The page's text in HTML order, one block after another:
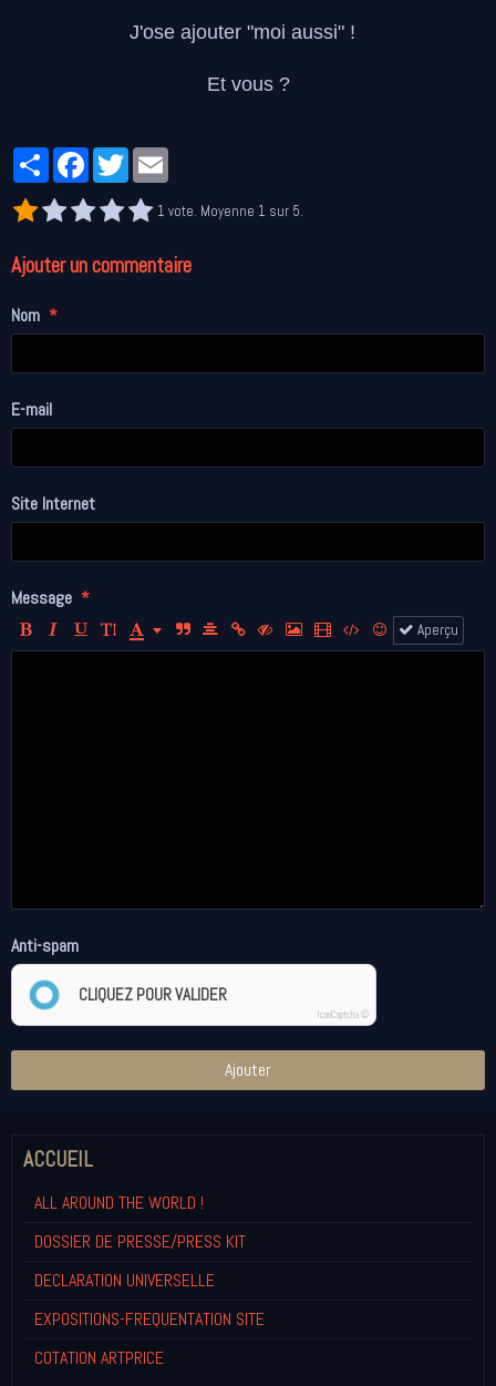
J'ose ajouter "moi aussi" !
Et vous ?
PartagerFacebookTwitter
1 vote. Moyenne 1 sur 5.
Ajouter un commentaire
Nom
E-mail
Site Internet
Message
Aperçu
Anti-spam
CLIQUEZ POUR VALIDER
IconCaptcha ©
Ajouter
ACCUEIL
ALL AROUND THE WORLD !
DOSSIER DE PRESSE/PRESS KIT
DECLARATION UNIVERSELLE
EXPOSITIONS-FREQUENTATION SITE
COTATION ARTPRICE